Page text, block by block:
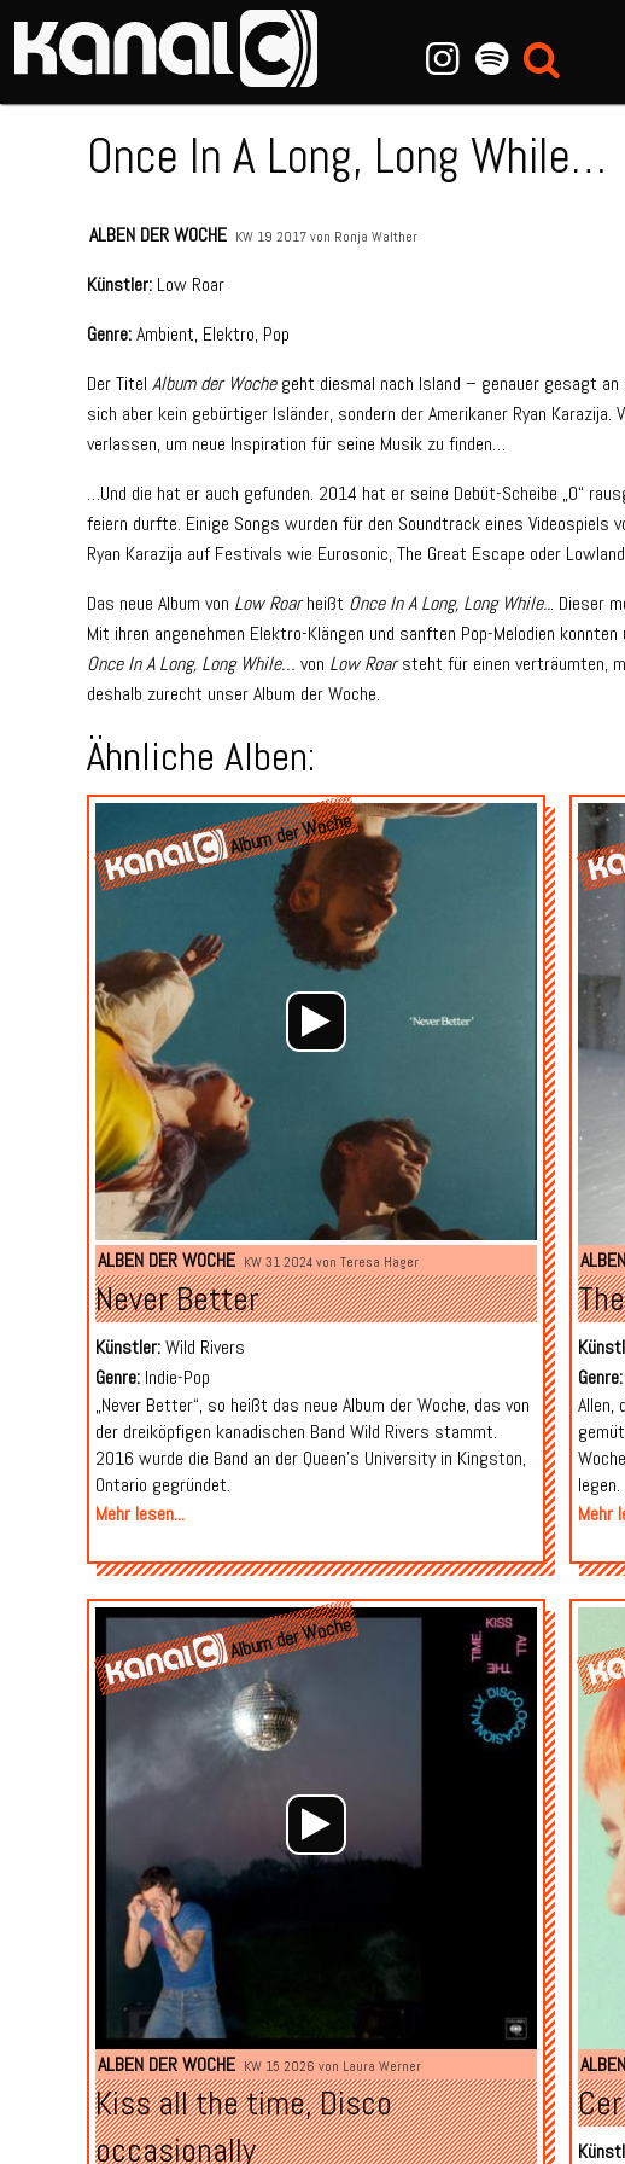
Once In A Long, Long While…
ALBEN DER WOCHE KW 19 2017 von Ronja Walther
Künstler: Low Roar
Genre:Ambient, Elektro, Pop
Der Titel Album der Wochegeht diesmal nach Island – genauer gesagt an
sich aber kein gebürtiger Isländer, sondern der Amerikaner Ryan
verlassen, um neue Inspiration für seine Musik zu finden…
…Und die hat er auch gefunden. 2014 hat er seine Debüt-Scheibe „0“
feiern durfte. Einige Songs wurden für den Soundtrack eines Videospiels
Ryan Karazija auf Festivals wie Eurosonic, The Great Escape oder
Das neue Album von Low Roarheißt Once In A Long, Long While... Dieser
Mit ihren angenehmen Elektro-Klängen und sanften Pop-Melodien
Once In A Long, Long While… von Low Roarsteht für einen verträumten,
deshalb zurecht unser Album der Woche.
Ähnliche Alben:
Album der Woche
Audio-
Player
ALBEN DER WOCHE KW 31 2024 von Teresa Hager
Never Better
Künstler:Wild Rivers
Genre:Indie-Pop
„Never Better“, so heißt das neue Album der Woche, das von
der dreiköpfigen kanadischen Band Wild Rivers stammt.
2016 wurde die Band an der Queen’s University in Kingston,
Ontario gegründet.
Mehr lesen...
Genre:
Allen,
legen.
Mehr
Album der Woche
Audio-
Player
ALBEN DER WOCHE KW 15 2026 von Laura Werner
Kiss all the time, Disco
occasionally